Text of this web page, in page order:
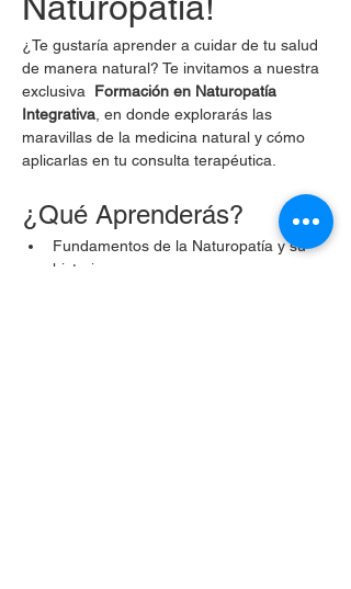
¿Te gustaría aprender a cuidar de tu salud
de manera natural? Te invitamos a nuestra
exclusiva Formación en Naturopatía
Integrativa , en donde explorarás las
maravillas de la medicina natural y cómo
aplicarlas en tu consulta terapéutica.
¿Qué Aprenderás?
Fundamentos de la Naturopatía y su
historia.